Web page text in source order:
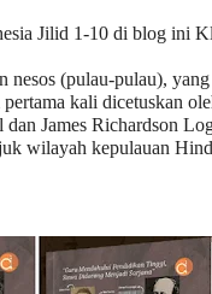
Jilid 1-10 di blog ini
(pulau-pulau), yang
kali dicetuskan
James Richardson
wilayah kepulauan